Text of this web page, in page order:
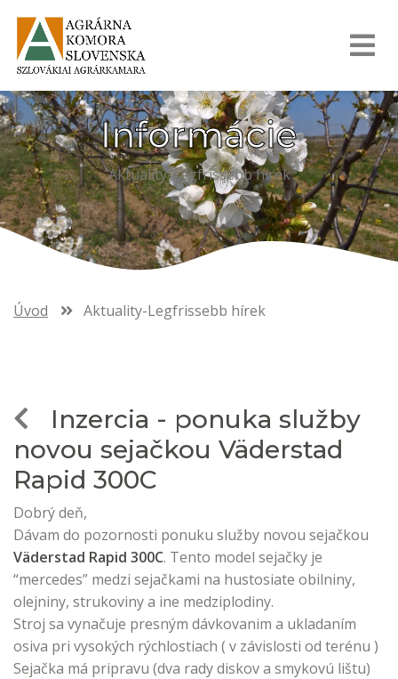
Informácie
Aktuality-Legfrissebb hírek
Úvod Aktuality-Legfrissebb hírek
Inzercia - ponuka služby
novou sejačkou Väderstad
Rapid 300C
Dobrý deň,
Dávam do pozornosti ponuku služby novou sejačkou
Väderstad Rapid 300C. Tento model sejačky je
“mercedes” medzi sejačkami na hustosiate obilniny,
olejniny, strukoviny a ine medziplodiny.
Stroj sa vynačuje presným dávkovanim a ukladaním
osiva pri vysokých rýchlostiach ( v závislosti od terénu )
Sejačka má pripravu (dva rady diskov a smykovú lištu)